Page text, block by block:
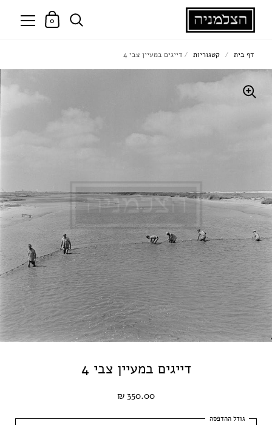
0
דייגים במעיין צבי 4
350.00 ₪
דף בית / קטגוריות / דייגים במעיין צבי 4